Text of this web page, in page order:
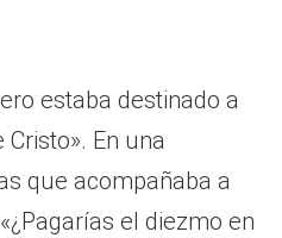
estaba destinado a
En una
que acompañaba a
el diezmo en